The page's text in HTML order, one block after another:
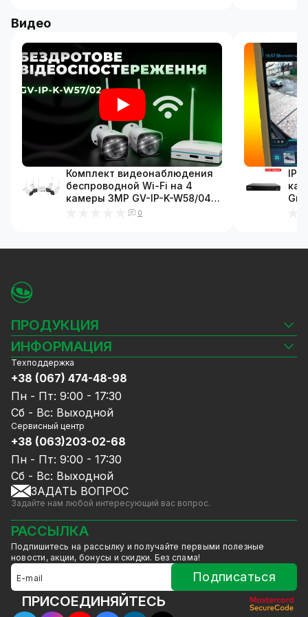
Видео
Комплект видеонаблюдения
беспроводной Wi-Fi на 4
камеры 3MP GV-IP-K-W58/04
0
IP
ПРОДУКЦИЯ
Камеры видеонаблюдения
Видеорегистраторы
Комплекты видеонаблюдения
СКУД
Источники питания
Сетевое оборудование
Ноутбуки и компьютеры
Аксессуары
Акции
Уцененный товар
GreenVision скидки
Мерч от GreenVision
Товары для дома
Товары снятые с производства
ИНФОРМАЦИЯ
Блог
Доставка и оплата
Гарантия и Сервисное обслуживание
Политика конфиденциальности
Договор публичной оферты
Сотрудничество
Услуги
Калькулятор расчёта объёма HDD
Техподдержка
+38 (067) 474-48-98
Пн - Пт: 9:00 - 17:30
Сб - Вс: Выходной
Сервисный центр
+38 (063)203-02-68
Пн - Пт: 9:00 - 17:30
Сб - Вс: Выходной
ЗАДАТЬ ВОПРОС
Задайте нам любой интересующий вас вопрос.
РАССЫЛКА
Подпишитесь на рассылку и получайте первыми полезные
новости, акции, бонусы и скидки. Без спама!
Подписаться
ПРИСОЕДИНЯЙТЕСЬ